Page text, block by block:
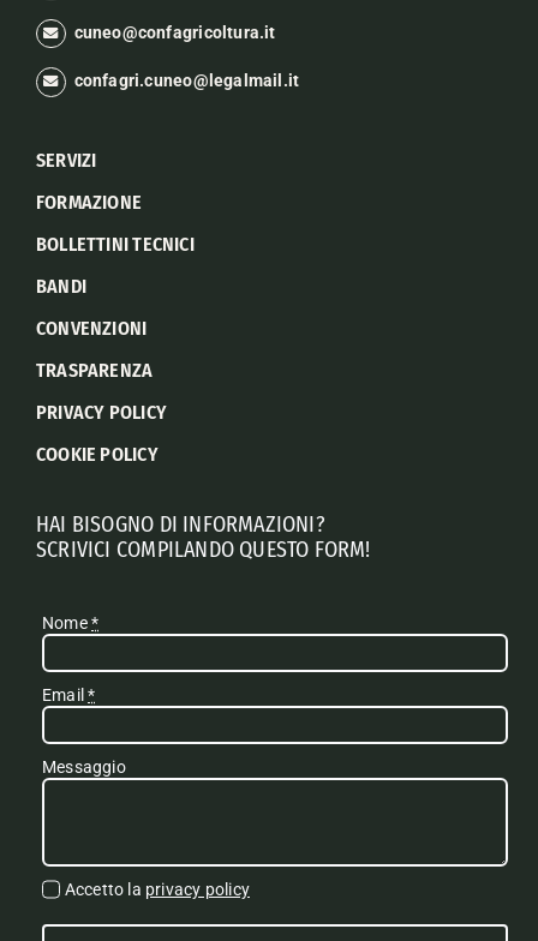
cuneo@confagricoltura.it
confagri.cuneo@legalmail.it
SERVIZI
FORMAZIONE
BOLLETTINI TECNICI
BANDI
CONVENZIONI
TRASPARENZA
PRIVACY POLICY
COOKIE POLICY
HAI BISOGNO DI INFORMAZIONI?
SCRIVICI COMPILANDO QUESTO FORM!
Nome*
Email*
Messaggio
Accetto la privacy policy